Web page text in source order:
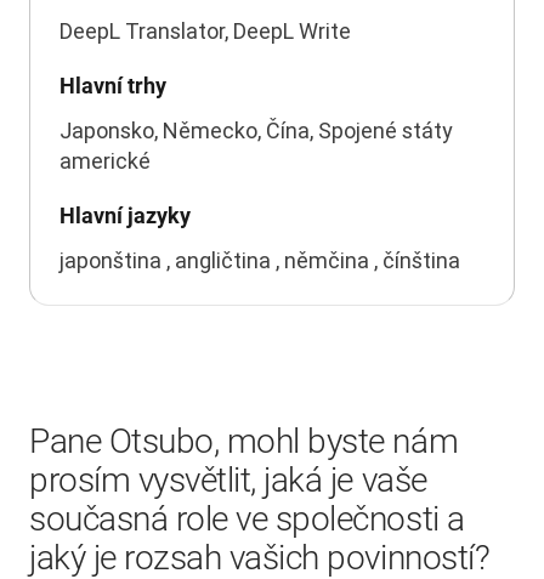
DeepL Translator, DeepL Write
Hlavní trhy
Japonsko, Německo, Čína, Spojené státy
americké
Hlavní jazyky
japonština , angličtina , němčina , čínština
Pane Otsubo, mohl byste nám
prosím vysvětlit, jaká je vaše
současná role ve společnosti a
jaký je rozsah vašich povinností?